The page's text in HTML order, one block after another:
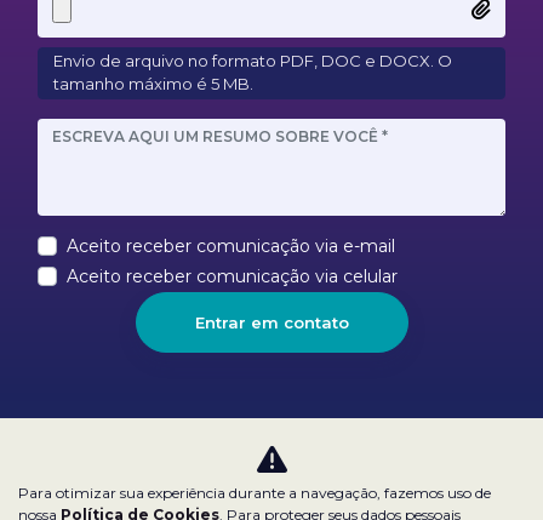
Envio de arquivo no formato PDF, DOC e DOCX. O
tamanho máximo é 5 MB.
Aceito receber comunicação via e-mail
Aceito receber comunicação via celular
Entrar em contato
Para otimizar sua experiência durante a navegação, fazemos uso de
nossa Política de Cookies. Para proteger seus dados pessoais